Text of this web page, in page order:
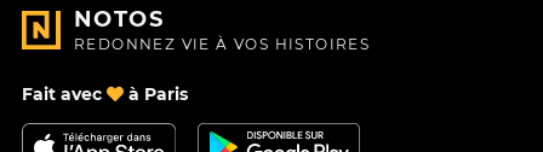
NOTOS
REDONNEZ VIE À VOS HISTOIRES
Fait avec à Paris